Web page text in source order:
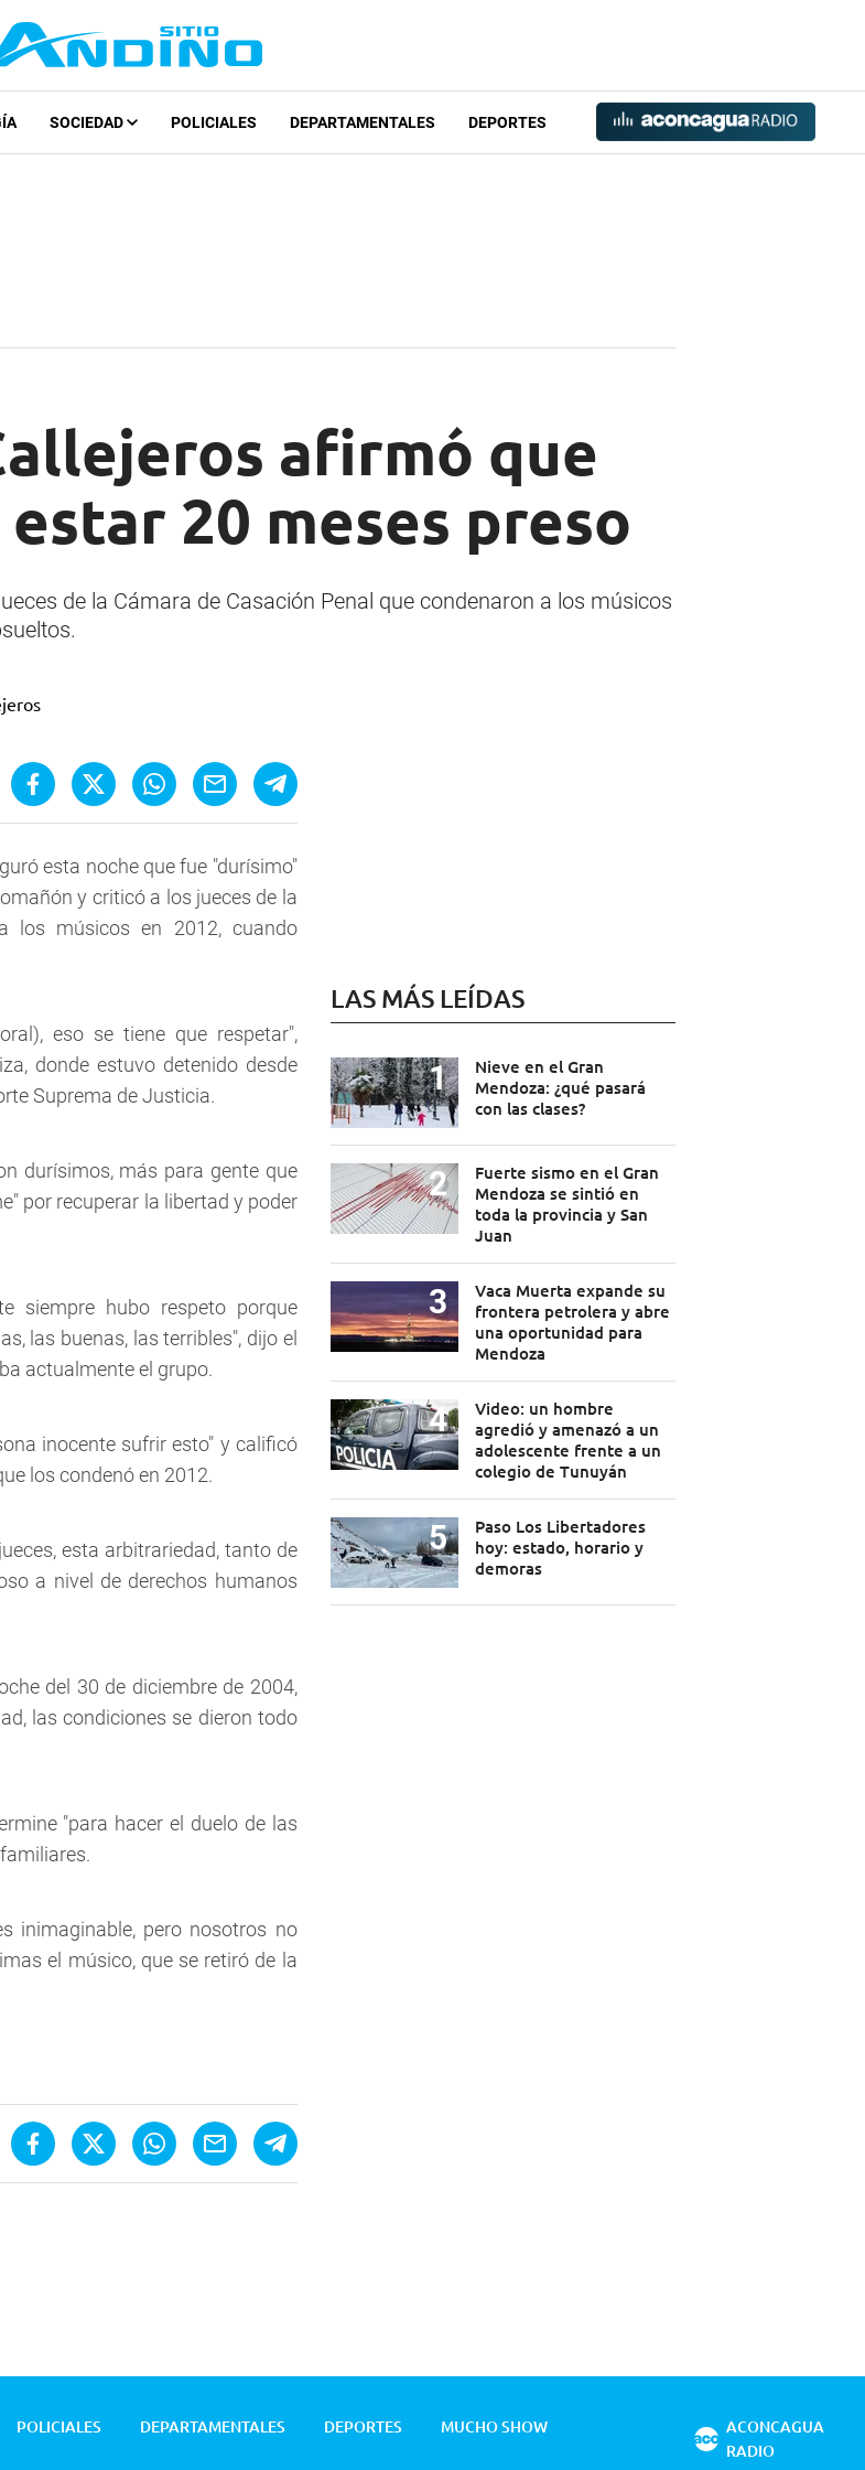
SOCIEDAD POLICIALES DEPARTAMENTALES DEPORTES
afirmó que
20 meses preso
de la Cámara de Casación Penal que condenaron a los músicos
esta noche que fue "durísimo"
y criticó a los jueces de la
los músicos en 2012, cuando
eso se tiene que respetar",
donde estuvo detenido desde
Suprema de Justicia.
durísimos, más para gente que
por recuperar la libertad y poder
siempre hubo respeto porque
las buenas, las terribles", dijo el
actualmente el grupo.
inocente sufrir esto" y calificó
los condenó en 2012.
esta arbitrariedad, tanto de
a nivel de derechos humanos
del 30 de diciembre de 2004,
las condiciones se dieron todo
"para hacer el duelo de las
inimaginable, pero nosotros no
el músico, que se retiró de la
LAS MÁS LEÍDAS
Nieve en el Gran
Mendoza: ¿qué pasará
con las clases?
Fuerte sismo en el Gran
Mendoza se sintió en
toda la provincia y San
Juan
Vaca Muerta expande su
frontera petrolera y abre
una oportunidad para
Mendoza
Video: un hombre
agredió y amenazó a un
adolescente frente a un
colegio de Tunuyán
Paso Los Libertadores
hoy: estado, horario y
demoras
POLICIALES DEPARTAMENTALES DEPORTES
MUCHO SHOW
ACONCAGUA
RADIO